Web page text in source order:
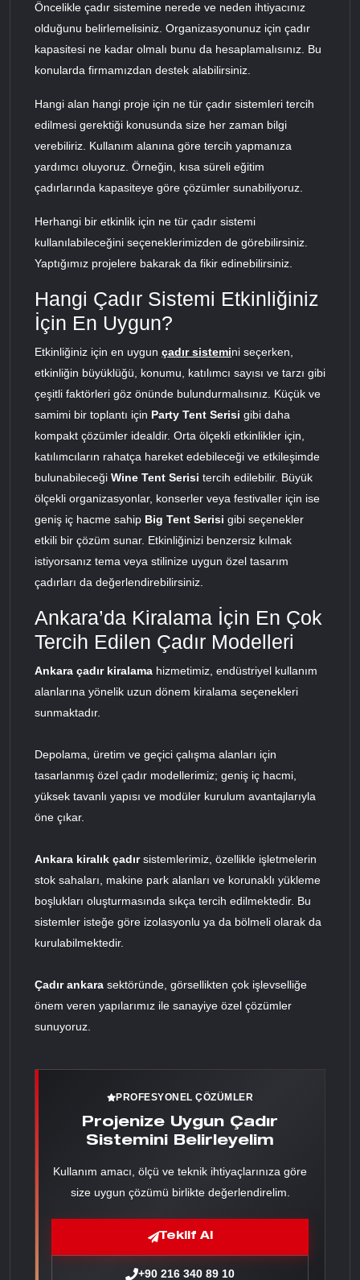
Öncelikle çadır sistemine nerede ve neden ihtiyacınız
olduğunu belirlemelisiniz. Organizasyonunuz için çadır
kapasitesi ne kadar olmalı bunu da hesaplamalısınız. Bu
konularda firmamızdan destek alabilirsiniz.
Hangi alan hangi proje için ne tür çadır sistemleri tercih
edilmesi gerektiği konusunda size her zaman bilgi
verebiliriz. Kullanım alanına göre tercih yapmanıza
yardımcı oluyoruz. Örneğin, kısa süreli eğitim
çadırlarında kapasiteye göre çözümler sunabiliyoruz.
Herhangi bir etkinlik için ne tür çadır sistemi
kullanılabileceğini seçeneklerimizden de görebilirsiniz.
Yaptığımız projelere bakarak da fikir edinebilirsiniz.
Hangi Çadır Sistemi Etkinliğiniz
İçin En Uygun?
Etkinliğiniz için en uygun çadır sistemini seçerken,
etkinliğin büyüklüğü, konumu, katılımcı sayısı ve tarzı gibi
çeşitli faktörleri göz önünde bulundurmalısınız. Küçük ve
samimi bir toplantı için Party Tent Serisi gibi daha
kompakt çözümler idealdir. Orta ölçekli etkinlikler için,
katılımcıların rahatça hareket edebileceği ve etkileşimde
bulunabileceği Wine Tent Serisi tercih edilebilir. Büyük
ölçekli organizasyonlar, konserler veya festivaller için ise
geniş iç hacme sahip Big Tent Serisi gibi seçenekler
etkili bir çözüm sunar. Etkinliğinizi benzersiz kılmak
istiyorsanız tema veya stilinize uygun özel tasarım
çadırları da değerlendirebilirsiniz.
Ankara’da Kiralama İçin En Çok
Tercih Edilen Çadır Modelleri
Ankara çadır kiralama hizmetimiz, endüstriyel kullanım
alanlarına yönelik uzun dönem kiralama seçenekleri
sunmaktadır.
Depolama, üretim ve geçici çalışma alanları için
tasarlanmış özel çadır modellerimiz; geniş iç hacmi,
yüksek tavanlı yapısı ve modüler kurulum avantajlarıyla
öne çıkar.
Ankara kiralık çadırsistemlerimiz, özellikle işletmelerin
stok sahaları, makine park alanları ve korunaklı yükleme
boşlukları oluşturmasında sıkça tercih edilmektedir. Bu
sistemler isteğe göre izolasyonlu ya da bölmeli olarak da
kurulabilmektedir.
Çadır ankara sektöründe, görsellikten çok işlevselliğe
önem veren yapılarımız ile sanayiye özel çözümler
sunuyoruz.
PROFESYONEL ÇÖZÜMLER
Projenize Uygun Çadır
Sistemini Belirleyelim
Kullanım amacı, ölçü ve teknik ihtiyaçlarınıza göre
size uygun çözümü birlikte değerlendirelim.
Teklif Al
+90 216 340 89 10